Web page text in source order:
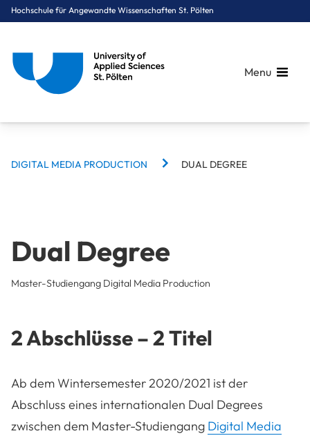
Hochschule für Angewandte Wissenschaften St. Pölten
Menu
You are here:
BREADCRUMBS
DIGITAL MEDIA PRODUCTION DUAL DEGREE
Dual Degree
Master-Studiengang Digital Media Production
2 Abschlüsse – 2 Titel
Ab dem Wintersemester 2020/2021 ist der
Abschluss eines internationalen Dual Degrees
zwischen dem Master-Studiengang Digital Media